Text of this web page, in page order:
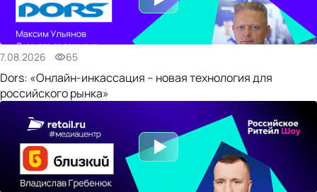
7.08.2026 65
Dors: «Онлайн-инкассация – новая технология для
российского рынка»